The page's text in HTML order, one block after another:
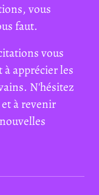
vous
faut.
vous
apprécier les
N'hésitez
à revenir